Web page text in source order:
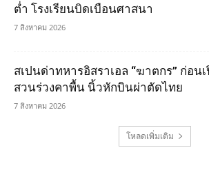
ต่ำ โรงเรียนบิดเบือนศาสนา
7 สิงหาคม 2026
สเปนด่าทหารอิสราเอล “ฆาตกร” ก่อ
สวนร่วงคาพื้น นิ้วหักบินผ่าตัดไทย
7 สิงหาคม 2026
โหลดเพิ่มเติม